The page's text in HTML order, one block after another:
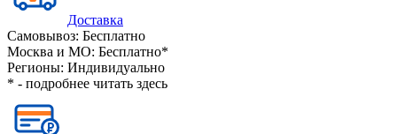
Доставка
Самовывоз: Бесплатно
Москва и МО: Бесплатно*
Регионы: Индивидуально
* - подробнее читать здесь